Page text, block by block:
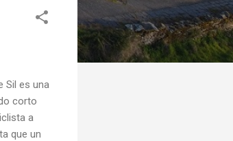
Sil es una
corto
a
que un